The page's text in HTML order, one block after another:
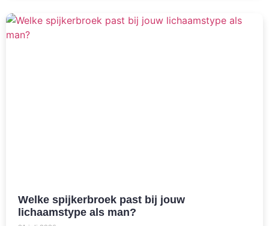
Welke spijkerbroek past bij jouw
lichaamstype als man?